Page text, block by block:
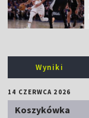
Wyniki
14 CZERWCA 2026
Koszykówka